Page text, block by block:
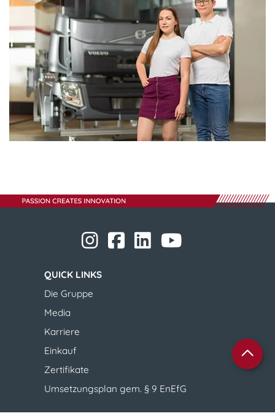
​​​​​​​ ​​​​​​​ ​​​​​​​​​​​ ​​​​​​​
QUICK LINKS
​​​​​​​Die Gruppe
Media
Karriere
Einkauf
Zertifikate
Umsetzungsplan gem. § 9 EnEfG